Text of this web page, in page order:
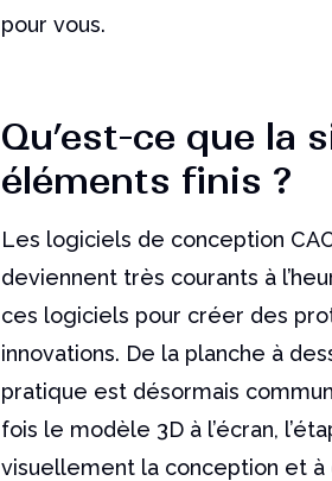
pour vous.
Qu’est-ce que la
éléments finis ?
Les logiciels de conception
deviennent très courants à
ces logiciels pour créer des
innovations. De la planche à
pratique est désormais
fois le modèle 3D à l’écran,
visuellement la conception et